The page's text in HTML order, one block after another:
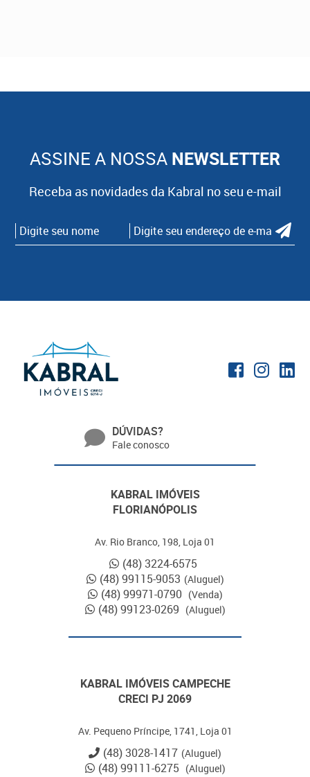
ASSINE A NOSSA NEWSLETTER
Receba as novidades da Kabral no seu e-mail
DÚVIDAS?
Fale conosco
KABRAL IMÓVEIS
FLORIANÓPOLIS
Av. Rio Branco, 198, Loja 01
(48) 3224-6575
(48) 99115-9053 (Aluguel)
(48) 99971-0790 (Venda)
(48) 99123-0269 (Aluguel)
KABRAL IMÓVEIS CAMPECHE
CRECI PJ 2069
Av. Pequeno Príncipe, 1741, Loja 01
(48) 3028-1417 (Aluguel)
(48) 99111-6275 (Aluguel)